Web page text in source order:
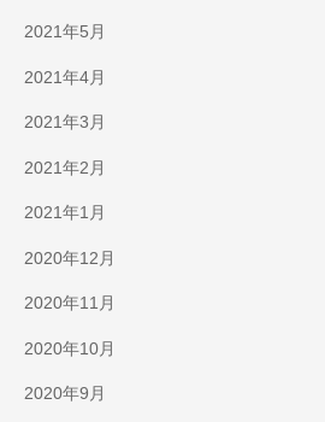
2021年5月
2021年4月
2021年3月
2021年2月
2021年1月
2020年12月
2020年11月
2020年10月
2020年9月